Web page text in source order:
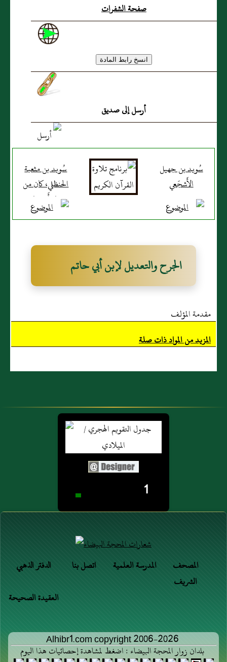
صفحة الشفرات
أرسل إلى صديق
سُويد بن جهيل
الأَشجَعي
سُويد بن مثعبة
الحنظلي، كان من
خيار أَصحاب
عَبد الله
الجرح والتعديل لإبن أبي حاتم
مقدمة المؤلف
المزيد من المواد ذات صلة
1
الدفتر الذهبي اتصل بنا المدرسة العلمية
المصحف
الشريف
العقيدة الصحيحة
Alhibr1.com copyright 2006-2026
بلدان زوار المحجة البيضاء : اضغط لمشاهدة إحصائيات هذا اليوم